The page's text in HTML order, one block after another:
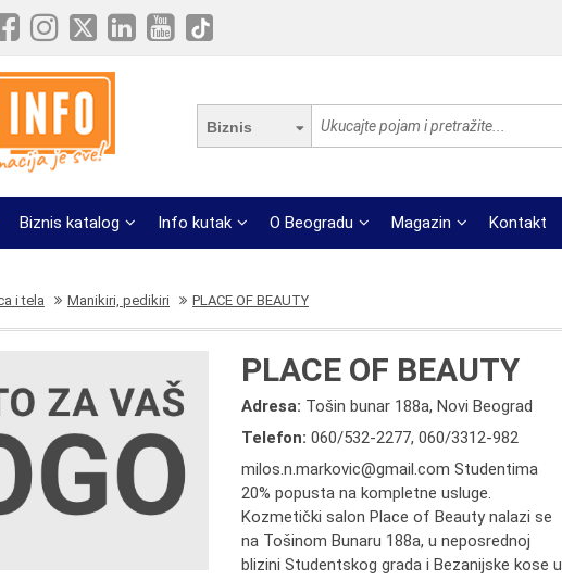
Biznis
Biznis katalog Info kutak O Beogradu Magazin Kontakt
i tela Manikiri, pedikiri PLACE OF BEAUTY
PLACE OF BEAUTY
Adresa: Tošin bunar 188a, Novi Beograd
Telefon:060/532-2277,060/3312-982
milos.n.markovic@gmail.com Studentima
20% popusta na kompletne usluge.
Kozmetički salon Place of Beauty nalazi se
na Tošinom Bunaru 188a, u neposrednoj
blizini Studentskog grada i Bezanijske kose u